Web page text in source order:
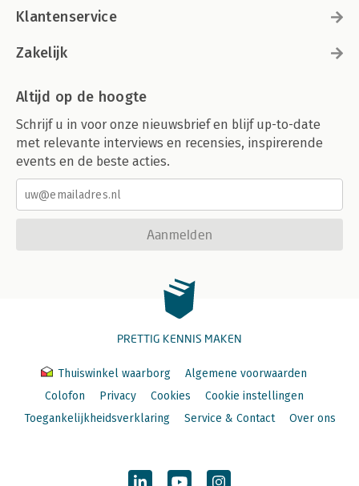
Klantenservice
Zakelijk
Altijd op de hoogte
Schrijf u in voor onze nieuwsbrief en blijf up-to-date
met relevante interviews en recensies, inspirerende
events en de beste acties.
Aanmelden
PRETTIG KENNIS MAKEN
Thuiswinkel waarborg
Algemene voorwaarden
Colofon
Privacy Cookies
Cookie instellingen
Toegankelijkheidsverklaring
Service & Contact Over ons